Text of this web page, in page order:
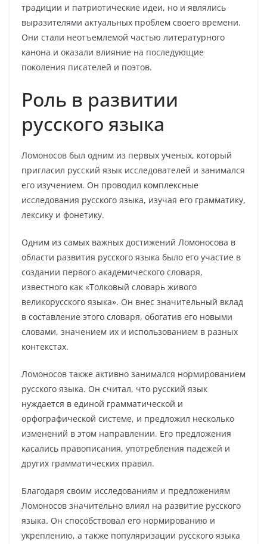
традиции и патриотические идеи, но и являлись
выразителями актуальных проблем своего времени.
Они стали неотъемлемой частью литературного
канона и оказали влияние на последующие
поколения писателей и поэтов.
Роль в развитии
русского языка
Ломоносов был одним из первых ученых, который
пригласил русский язык исследователей и занимался
его изучением. Он проводил комплексные
исследования русского языка, изучая его грамматику,
лексику и фонетику.
Одним из самых важных достижений Ломоносова в
области развития русского языка было его участие в
создании первого академического словаря,
известного как «Толковый словарь живого
великорусского языка». Он внес значительный вклад
в составление этого словаря, обогатив его новыми
словами, значением их и использованием в разных
контекстах.
Ломоносов также активно занимался нормированием
русского языка. Он считал, что русский язык
нуждается в единой грамматической и
орфографической системе, и предложил несколько
изменений в этом направлении. Его предложения
касались правописания, употребления падежей и
других грамматических правил.
Благодаря своим исследованиям и предложениям
Ломоносов значительно влиял на развитие русского
языка. Он способствовал его нормированию и
укреплению, а также популяризации русского языка